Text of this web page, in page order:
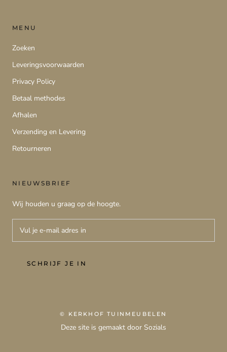
MENU
Zoeken
Leveringsvoorwaarden
Privacy Policy
Betaal methodes
Afhalen
Verzending en Levering
Retourneren
NIEUWSBRIEF
Wij houden u graag op de hoogte.
SCHRIJF JE IN
© KERKHOF TUINMEUBELEN
Deze site is gemaakt door Sozials